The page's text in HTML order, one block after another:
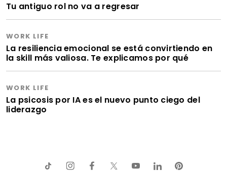
Tu antiguo rol no va a regresar
WORK LIFE
La resiliencia emocional se está convirtiendo en
la skill más valiosa. Te explicamos por qué
WORK LIFE
La psicosis por IA es el nuevo punto ciego del
liderazgo